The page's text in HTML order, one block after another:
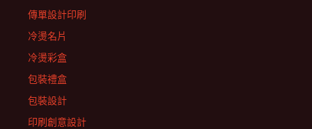
傳單設計印刷
冷燙名片
冷燙彩盒
包裝禮盒
包裝設計
印刷創意設計